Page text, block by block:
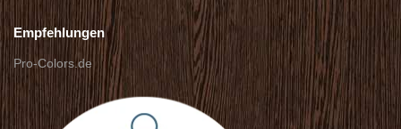
Empfehlungen
Pro-Colors.de